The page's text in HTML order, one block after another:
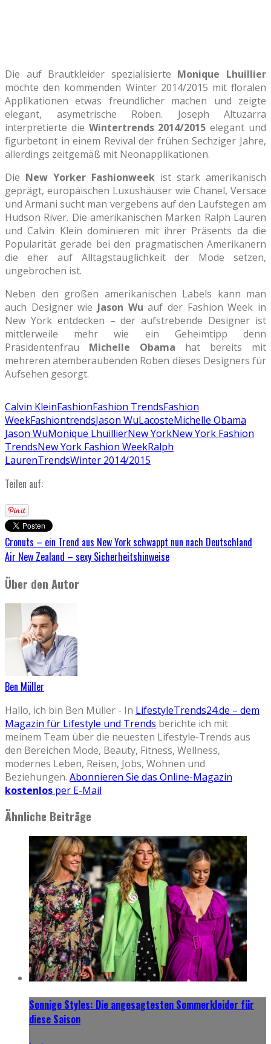
Die auf Brautkleider spezialisierte Monique Lhuillier
möchte den kommenden Winter 2014/2015 mit floralen
Applikationen etwas freundlicher machen und zeigte
elegant, asymetrische Roben. Joseph Altuzarra
interpretierte die Wintertrends 2014/2015 elegant und
figurbetont in einem Revival der frühen Sechziger Jahre,
allerdings zeitgemäß mit Neonapplikationen.
Die New Yorker Fashionweek ist stark amerikanisch
geprägt, europäischen Luxushäuser wie Chanel, Versace
und Armani sucht man vergebens auf den Laufstegen am
Hudson River. Die amerikanischen Marken Ralph Lauren
und Calvin Klein dominieren mit ihrer Präsents da die
Popularität gerade bei den pragmatischen Amerikanern
die eher auf Alltagstauglichkeit der Mode setzen,
ungebrochen ist.
Neben den großen amerikanischen Labels kann man
auch Designer wie Jason Wu auf der Fashion Week in
New York entdecken – der aufstrebende Designer ist
mittlerweile mehr wie ein Geheimtipp denn
Präsidentenfrau Michelle Obama hat bereits mit
mehreren atemberaubenden Roben dieses Designers für
Aufsehen gesorgt.
Calvin KleinFashionFashion TrendsFashion
WeekFashiontrendsJason WuLacosteMichelle Obama
Jason WuMonique LhuillierNew YorkNew York Fashion
TrendsNew York Fashion WeekRalph
LaurenTrendsWinter 2014/2015
Teilen auf:
Cronuts – ein Trend aus New York schwappt nun nach Deutschland
Air New Zealand – sexy Sicherheitshinweise
Über den Autor
Ben Müller
Hallo, ich bin Ben Müller - In LifestyleTrends24.de – dem
Magazin für Lifestyle und Trends berichte ich mit
meinem Team über die neuesten Lifestyle-Trends aus
den Bereichen Mode, Beauty, Fitness, Wellness,
modernes Leben, Reisen, Jobs, Wohnen und
Beziehungen. Abonnieren Sie das Online-Magazin
kostenlos per E-Mail
Ähnliche Beiträge
Sonnige Styles: Die angesagtesten Sommerkleider für
diese Saison